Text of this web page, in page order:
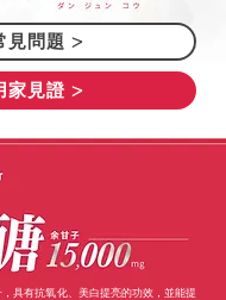
見問題 >
家見證 >
具有抗氧化、美白提亮的功效，並能提